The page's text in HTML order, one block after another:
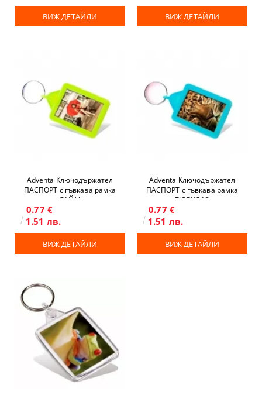
ВИЖ ДЕТАЙЛИ ВИЖ ДЕТАЙЛИ
Adventa Ключодържател
ПАСПОРТ с гъвкава рамка
ЛАЙМ
0.77 €
1.51 лв.
ВИЖ ДЕТАЙЛИ
Adventa Ключодържател
ПАСПОРТ с гъвкава рамка
ТЮРКОАЗ
0.77 €
1.51 лв.
ВИЖ ДЕТАЙЛИ